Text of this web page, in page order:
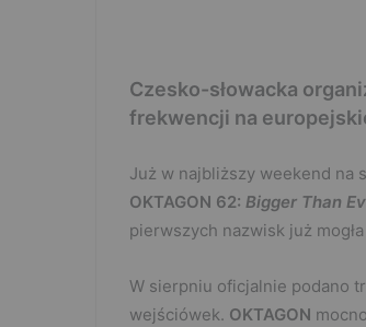
Czesko-słowacka
frekwencji na
Już w najbliższy weekend na
OKTAGON 62: Bigger Than
pierwszych nazwisk już
W sierpniu oficjalnie podano
wejściówek. OKTAGON